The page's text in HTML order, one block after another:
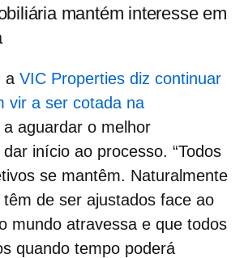
mantém interesse em
a VIC Properties diz continuar
vir a ser cotada na
aguardar o melhor
início ao processo. “Todos
se mantêm. Naturalmente
de ser ajustados face ao
mundo atravessa e que todos
quando tempo poderá